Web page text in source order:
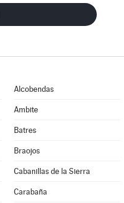
Alcobendas
Ambite
Batres
Braojos
Cabanillas de la Sierra
Carabaña